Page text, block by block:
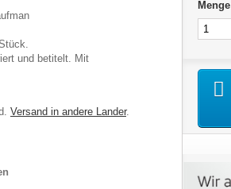
und betitelt. Mit
Versand in andere Lander.
Menge